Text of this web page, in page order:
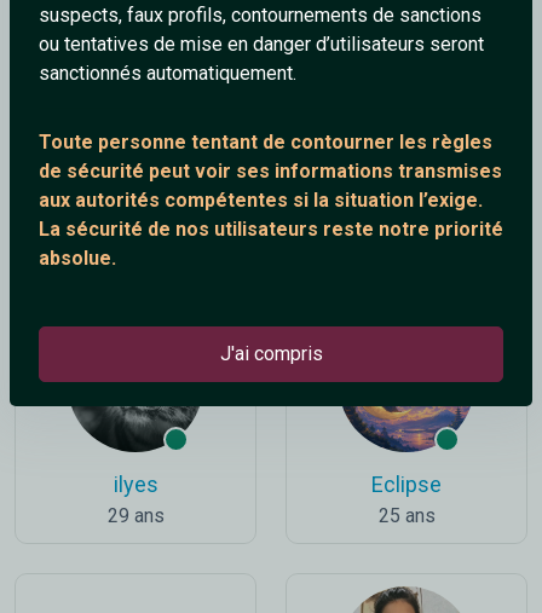
suspects, faux profils, contournements de sanctions
ou tentatives de mise en danger d’utilisateurs seront
sanctionnés automatiquement.
Toute personne tentant de contourner les règles
de sécurité peut voir ses informations transmises
aux autorités compétentes si la situation l’exige.
La sécurité de nos utilisateurs reste notre priorité
absolue.
J'ai compris
Jeannette Esteban31
ilyes
29 ans
Eclipse
25 ans